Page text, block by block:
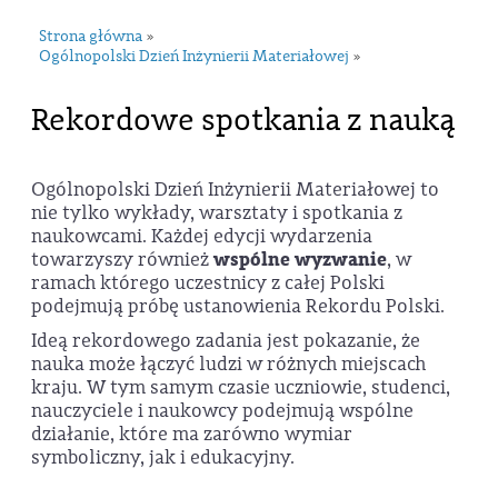
Strona główna »
Ogólnopolski Dzień Inżynierii Materiałowej »
Rekordowe spotkania z nauką
Ogólnopolski Dzień Inżynierii Materiałowej to
nie tylko wykłady, warsztaty i spotkania z
naukowcami. Każdej edycji wydarzenia
towarzyszy równieżwspólne wyzwanie, w
ramach którego uczestnicy z całej Polski
podejmują próbę ustanowienia Rekordu Polski.
Ideą rekordowego zadania jest pokazanie, że
nauka może łączyć ludzi w różnych miejscach
kraju. W tym samym czasie uczniowie, studenci,
nauczyciele i naukowcy podejmują wspólne
działanie, które ma zarówno wymiar
symboliczny, jak i edukacyjny.